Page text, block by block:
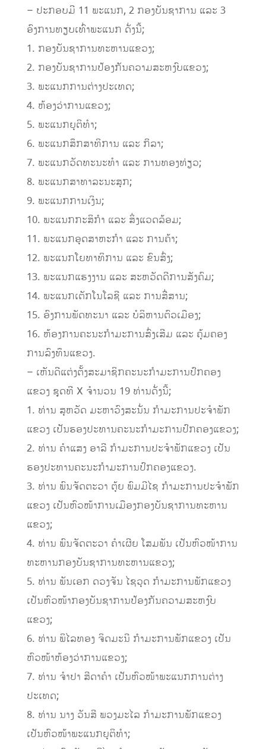
– ປະກອບມີ 11 ພະແນກ, 2 ກອງບັນຊາການ ແລະ 3
ອົງການທຽບເທົ່າພະແນກ ດັ່ງນີ້;
1. ກອງບັນຊາການທະຫານແຂວງ;
2. ກອງບັນຊາການປ້ອງກັນຄວາມສະຫງົບແຂວງ;
3. ພະແນກການຕ່າງປະເທດ;
4. ຫ້ອງວ່າການແຂວງ;
5. ພະແນກຍຸຕິທໍາ;
6. ພະແນກສຶກສາທິການ ແລະ ກິລາ;
7. ພະແນກວັດທະນະທໍາ ແລະ ການທອງທ່ຽວ;
8. ພະແນກສາທາລະນະສຸກ;
9. ພະແນກການເງິນ;
10. ພະແນກກະສິກໍາ ແລະ ສິ່ງແວດລ້ອມ;
11. ພະແນກອຸດສາຫະກໍາ ແລະ ການຄ້າ;
12. ພະແນກໂຍທາທິການ ແລະ ຂົນສົ່ງ;
13. ພະແນກແຮງງານ ແລະ ສະຫວັດດີການສັງຄົມ;
14. ພະແນກເຕັກໂນໂລຊີ ແລະ ການສື່ສານ;
15. ອົງການພັດທະນາ ແລະ ບໍລິຫານຕົວເມືອງ;
16. ຫ້ອງການຄະນະກໍາມະການສົ່ງເສີມ ແລະ ຄຸ້ມຄອງ
ການລົງທຶນແຂວງ.
– ເຫັນດີແຕ່ງຕັ້ງສະມາຊິກຄະນະກໍາມະການປົກຄອງ
ແຂວງ ຊຸດທີ X ຈໍານວນ 19 ທ່ານດັ່ງນີ້;
1. ທ່ານ ສຸຫວັດ ມະຫາວົງສະນັ່ນ ກໍາມະການປະຈໍາພັກ
ແຂວງ ເປັນຮອງປະທານຄະນະກໍາມະການປົກຄອງແຂວງ;
2. ທ່ານ ຄໍາແສງ ອາລີ ກໍາມະການປະຈໍາພັກແຂວງ ເປັນ
ຮອງປະທານຄະນະກໍາມະການປົກຄອງແຂວງ.
3. ທ່ານ ພົນຈັດຕະວາ ຕຸ້ຍ ພົມມີໄຊ ກໍາມະການປະຈໍາພັກ
ແຂວງ ເປັນຫົວໜ້າການເມືອງກອງບັນຊາການທະຫານ
ແຂວງ;
4. ທ່ານ ພົນຈັດຕະວາ ຄໍາເຜີຍ ໂສມພັນ ເປັນຫົວໜ້າການ
ທະຫານກອງບັນຊາການທະຫານແຂວງ;
5. ທ່ານ ພັນເອກ ດວງຈັນ ໄຊວຸດ ກໍາມະການພັກແຂວງ
ເປັນຫົວໜ້າກອງບັນຊາການປ້ອງກັນຄວາມສະຫງົບ
ແຂວງ;
6. ທ່ານ ພິໄລທອງ ຈິດມະນີ ກໍາມະການພັກແຂວງ ເປັນ
ຫົວໜ້າຫ້ອງວ່າການແຂວງ;
7. ທ່ານ ຈໍາປາ ສີດາຄໍາ ເປັນຫົວໜ້າພະແນກການຕ່າງ
ປະເທດ;
8. ທ່ານ ນາງ ວັນສີ ພວງມະໄລ ກໍາມະການພັກແຂວງ
ເປັນຫົວໜ້າພະແນກຍຸຕິທໍາ;